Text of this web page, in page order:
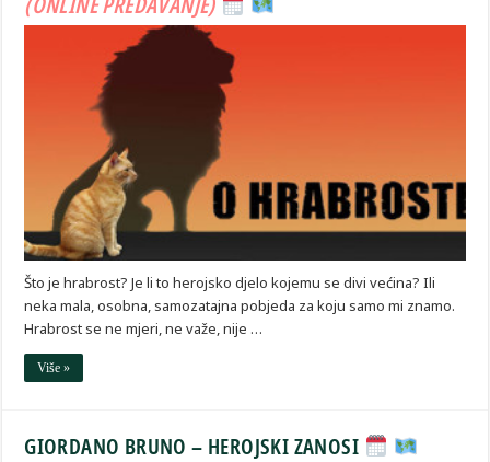
Što je hrabrost? Je li to herojsko djelo kojemu se divi većina? Ili
neka mala, osobna, samozatajna pobjeda za koju samo mi znamo.
Hrabrost se ne mjeri, ne važe, nije …
Više »
GIORDANO BRUNO – HEROJSKI ZANOSI